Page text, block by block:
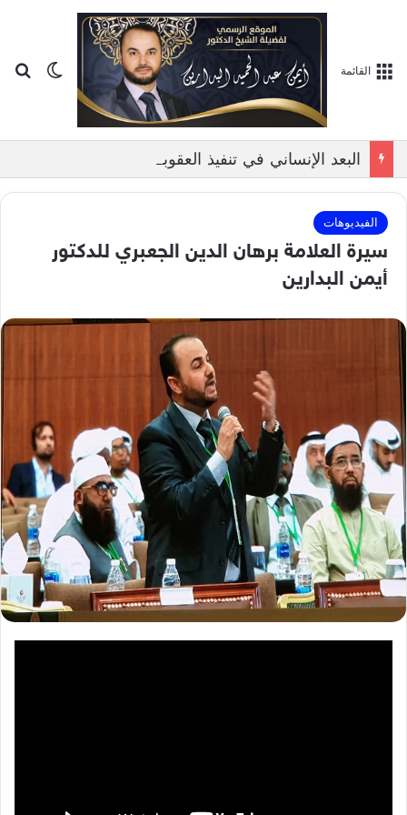
الوضع القائمة
الفيديوهات
سيرة العلامة برهان الدين الجعبري للدكتور
أيمن البدارين